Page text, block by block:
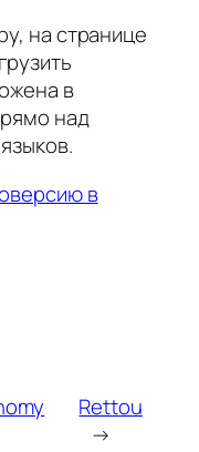
на странице
в
над
в
Rettou
→